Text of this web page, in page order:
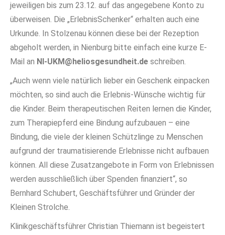
jeweiligen bis zum 23.12. auf das angegebene Konto zu
überweisen. Die „ErlebnisSchenker“ erhalten auch eine
Urkunde. In Stolzenau können diese bei der Rezeption
abgeholt werden, in Nienburg bitte einfach eine kurze E-
Mail an NI-UKM@heliosgesundheit.de schreiben.
„Auch wenn viele natürlich lieber ein Geschenk einpacken
möchten, so sind auch die Erlebnis-Wünsche wichtig für
die Kinder. Beim therapeutischen Reiten lernen die Kinder,
zum Therapiepferd eine Bindung aufzubauen – eine
Bindung, die viele der kleinen Schützlinge zu Menschen
aufgrund der traumatisierende Erlebnisse nicht aufbauen
können. All diese Zusatzangebote in Form von Erlebnissen
werden ausschließlich über Spenden finanziert“, so
Bernhard Schubert, Geschäftsführer und Gründer der
Kleinen Strolche.
Klinikgeschäftsführer Christian Thiemann ist begeistert